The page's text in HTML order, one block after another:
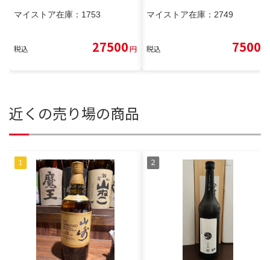
マイストア在庫： 1753
税込 27500円
マイストア在庫： 2749
税込 7500
近くの売り場の商品